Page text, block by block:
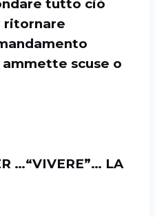
tutto ciò
ritornare
ammette scuse o
…“VIVERE”… LA